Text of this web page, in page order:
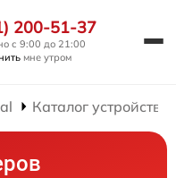
200-51-37
с 9:00 до 21:00
мне утром
Каталог устройств